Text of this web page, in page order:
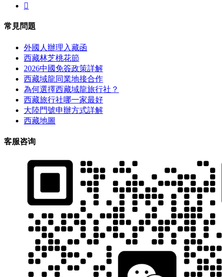

常見問題
外國人辦理入藏函
西藏林芝桃花節
2026中國免簽政策詳解
西藏域龍同業地接合作
為何選擇西藏域龍旅行社？
西藏旅行社哪一家最好
大陸門號申辦方式詳解
西藏地圖
客服咨询